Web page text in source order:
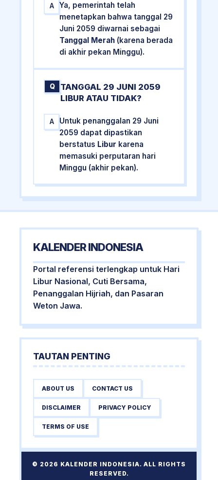
A
Ya, pemerintah telah
menetapkan bahwa tanggal 29
Juni 2059 diwarnai sebagai
Tanggal Merah (karena berada
di akhir pekan Minggu).
Q
TANGGAL 29 JUNI 2059
LIBUR ATAU TIDAK?
A
Untuk penanggalan 29 Juni
2059 dapat dipastikan
berstatus Libur karena
memasuki perputaran hari
Minggu (akhir pekan).
KALENDER INDONESIA
Portal referensi terlengkap untuk Hari
Libur Nasional, Cuti Bersama,
Penanggalan Hijriah, dan Pasaran
Weton Jawa.
TAUTAN PENTING
ABOUT US CONTACT US
DISCLAIMER PRIVACY POLICY
TERMS OF USE
© 2026 KALENDER INDONESIA. ALL RIGHTS
RESERVED.